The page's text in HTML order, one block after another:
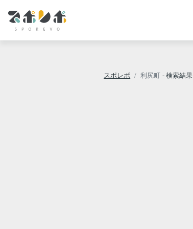
スポレボ 利尻町 - 検索結果